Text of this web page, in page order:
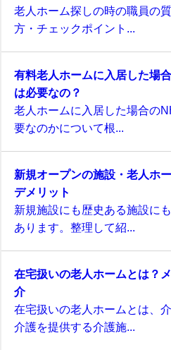
老人ホーム探しの時の職員の
方・チェックポイント...
有料老人ホームに入居した場
は必要なの？
老人ホームに入居した場合の
要なのかについて根...
新規オープンの施設・老人ホ
デメリット
新規施設にも歴史ある施設に
あります。整理して紹...
在宅扱いの老人ホームとは？
介
在宅扱いの老人ホームとは、
介護を提供する介護施...